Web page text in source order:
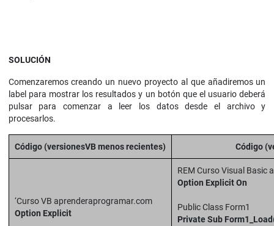
SOLUCIÓN
Comenzaremos creando un nuevo proyecto al que añadiremos un
label para mostrar los resultados y un botón que el usuario deberá
pulsar para comenzar a leer los datos desde el archivo y
procesarlos.
Código (versionesVB menos recientes) Código
‘Curso VB aprenderaprogramar.com
Option Explicit
REM Curso Visual Basic
Option Explicit On
Public Class Form1
Private Sub Form1_Load